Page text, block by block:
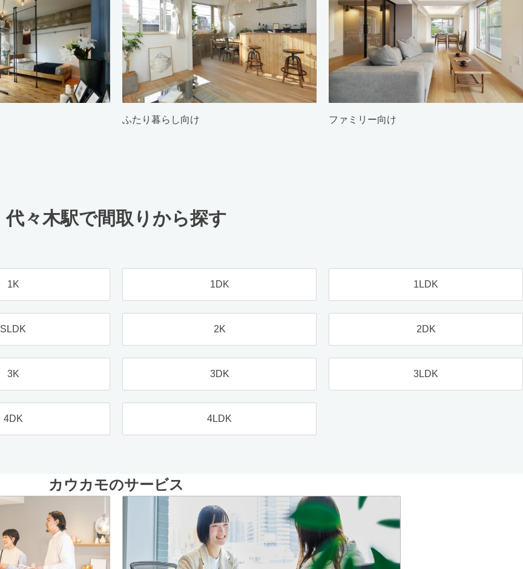
ふたり暮らし向け ファミリー向け
代々木駅で間取りから探す
1K 1DK 1LDK
SLDK 2K 2DK
3K 3DK 3LDK
4DK 4LDK
カウカモのサービス